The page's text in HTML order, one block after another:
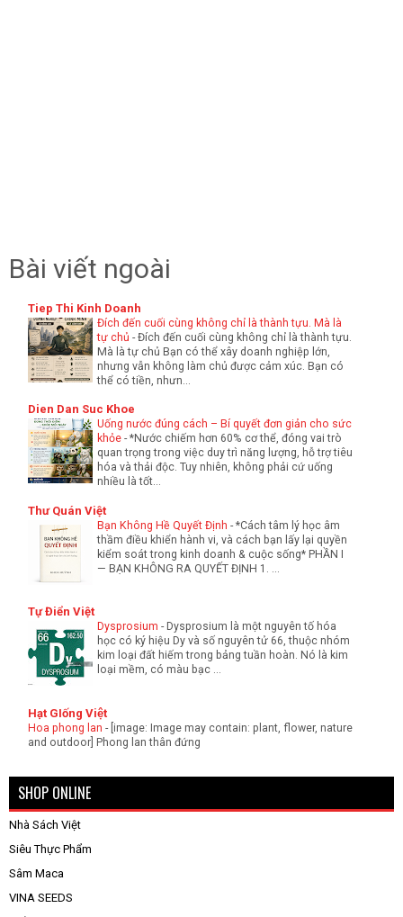
Bài viết ngoài
Tiep Thi Kinh Doanh
Đích đến cuối cùng không chỉ là thành tựu. Mà là
tự chủ -Đích đến cuối cùng không chỉ là thành tựu.
Mà là tự chủ Bạn có thể xây doanh nghiệp lớn,
nhưng vẫn không làm chủ được cảm xúc. Bạn có
thể có tiền, nhưn...
Dien Dan Suc Khoe
Uống nước đúng cách – Bí quyết đơn giản cho sức
khỏe -*Nước chiếm hơn 60% cơ thể, đóng vai trò
quan trọng trong việc duy trì năng lượng, hỗ trợ tiêu
hóa và thải độc. Tuy nhiên, không phải cứ uống
nhiều là tốt...
Thư Quán Việt
Bạn Không Hề Quyết Định -*Cách tâm lý học âm
thầm điều khiển hành vi, và cách bạn lấy lại quyền
kiểm soát trong kinh doanh & cuộc sống* PHẦN I
— BẠN KHÔNG RA QUYẾT ĐỊNH 1. ...
Tự Điển Việt
Dysprosium - Dysprosium là một nguyên tố hóa
học có ký hiệu Dy và số nguyên tử 66, thuộc nhóm
kim loại đất hiếm trong bảng tuần hoàn. Nó là kim
loại mềm, có màu bạc ...
Hạt GIống Việt
Hoa phong lan - [image: Image may contain: plant, flower, nature
and outdoor] Phong lan thân đứng
SHOP ONLINE
Nhà Sách Việt
Siêu Thực Phẩm
Sâm Maca
VINA SEEDS